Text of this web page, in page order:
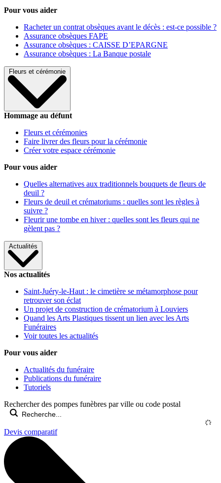
Pour vous aider
Racheter un contrat obsèques avant le décès : est-ce possible ?
Assurance obsèques FAPE
Assurance obsèques : CAISSE D’EPARGNE
Assurance obsèques : La Banque postale
Fleurs et cérémonie
Hommage au défunt
Fleurs et cérémonies
Faire livrer des fleurs pour la cérémonie
Créer votre espace cérémonie
Pour vous aider
Quelles alternatives aux traditionnels bouquets de fleurs de
deuil ?
Fleurs de deuil et crématoriums : quelles sont les règles à
suivre ?
Fleurir une tombe en hiver : quelles sont les fleurs qui ne
gèlent pas ?
Actualités
Nos actualités
Saint-Juéry-le-Haut : le cimetière se métamorphose pour
retrouver son éclat
Un projet de construction de crématorium à Louviers
Quand les Arts Plastiques tissent un lien avec les Arts
Funéraires
Voir toutes les actualités
Pour vous aider
Actualités du funéraire
Publications du funéraire
Tutoriels
Rechercher des pompes funèbres par ville ou code postal
Devis comparatif